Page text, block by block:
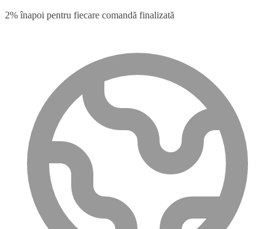
2% înapoi pentru fiecare comandă finalizată